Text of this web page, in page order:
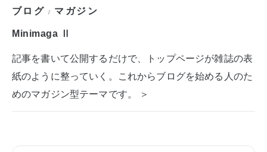
ブログ / マガジン
Minimaga Ⅱ
記事を書いて公開するだけで、トップページが雑誌の表
紙のように整っていく。これからブログを始める人のた
めのマガジン型テーマです。 ＞